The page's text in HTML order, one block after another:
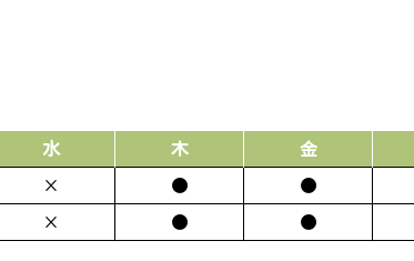
水 木 金
× ● ●
× ● ●